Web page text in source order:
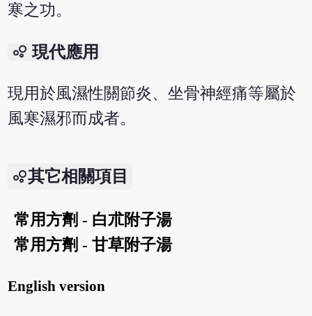
寒之功。
bubble_chart 現代應用
現用於風濕性關節炎、坐骨神經痛等屬於
風寒濕邪而成者。
其它相關項目
常用方劑 - 白朮附子湯
常用方劑 - 甘草附子湯
English version